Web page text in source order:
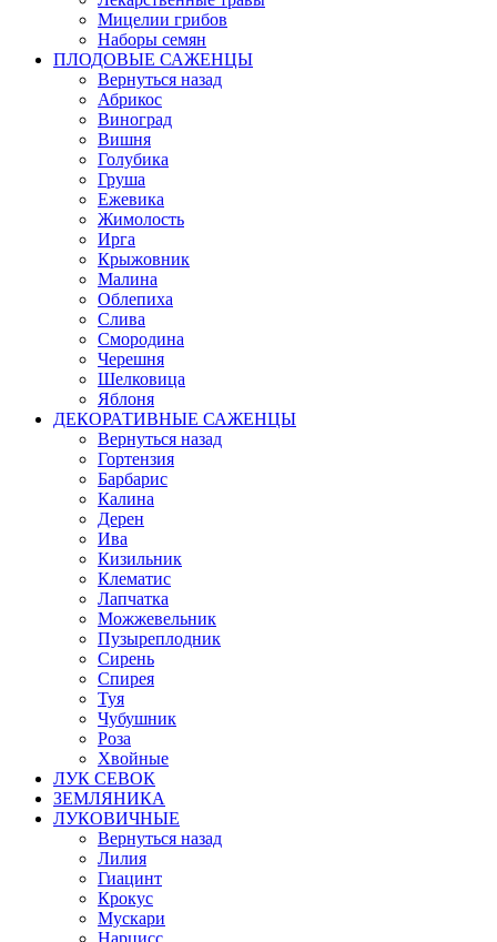
Мицелии грибов
Наборы семян
ПЛОДОВЫЕ САЖЕНЦЫ
Вернуться назад
Абрикос
Виноград
Вишня
Голубика
Груша
Ежевика
Жимолость
Ирга
Крыжовник
Малина
Облепиха
Слива
Смородина
Черешня
Шелковица
Яблоня
ДЕКОРАТИВНЫЕ САЖЕНЦЫ
Вернуться назад
Гортензия
Барбарис
Калина
Дерен
Ива
Кизильник
Клематис
Лапчатка
Можжевельник
Пузыреплодник
Сирень
Спирея
Туя
Чубушник
Роза
Хвойные
ЛУК СЕВОК
ЗЕМЛЯНИКА
ЛУКОВИЧНЫЕ
Вернуться назад
Лилия
Гиацинт
Крокус
Мускари
Нарцисс